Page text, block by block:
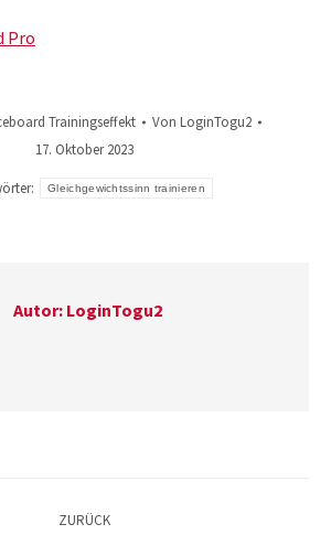
Pro
Trainingseffekt Von LoginTogu2
17. Oktober 2023
Gleichgewichtssinn trainieren
Autor: LoginTogu2
ZURÜCK